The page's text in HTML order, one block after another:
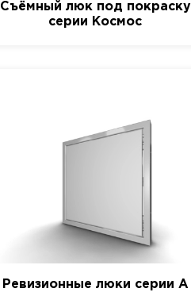
Съёмный люк под покраску
серии Космос
Ревизионные люки серии A